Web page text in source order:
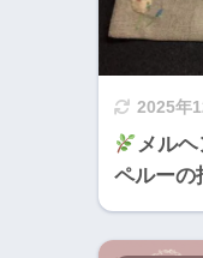
2025年
メルヘ
ペルーの